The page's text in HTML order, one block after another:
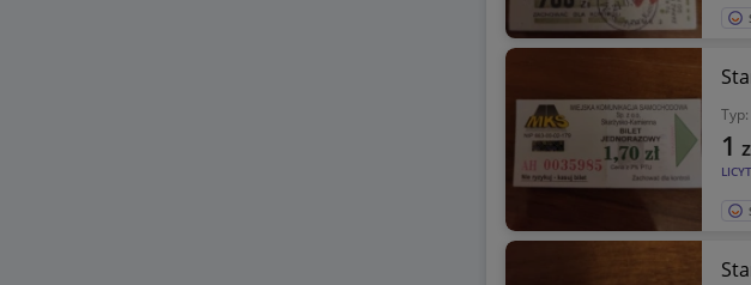
Typ:
1